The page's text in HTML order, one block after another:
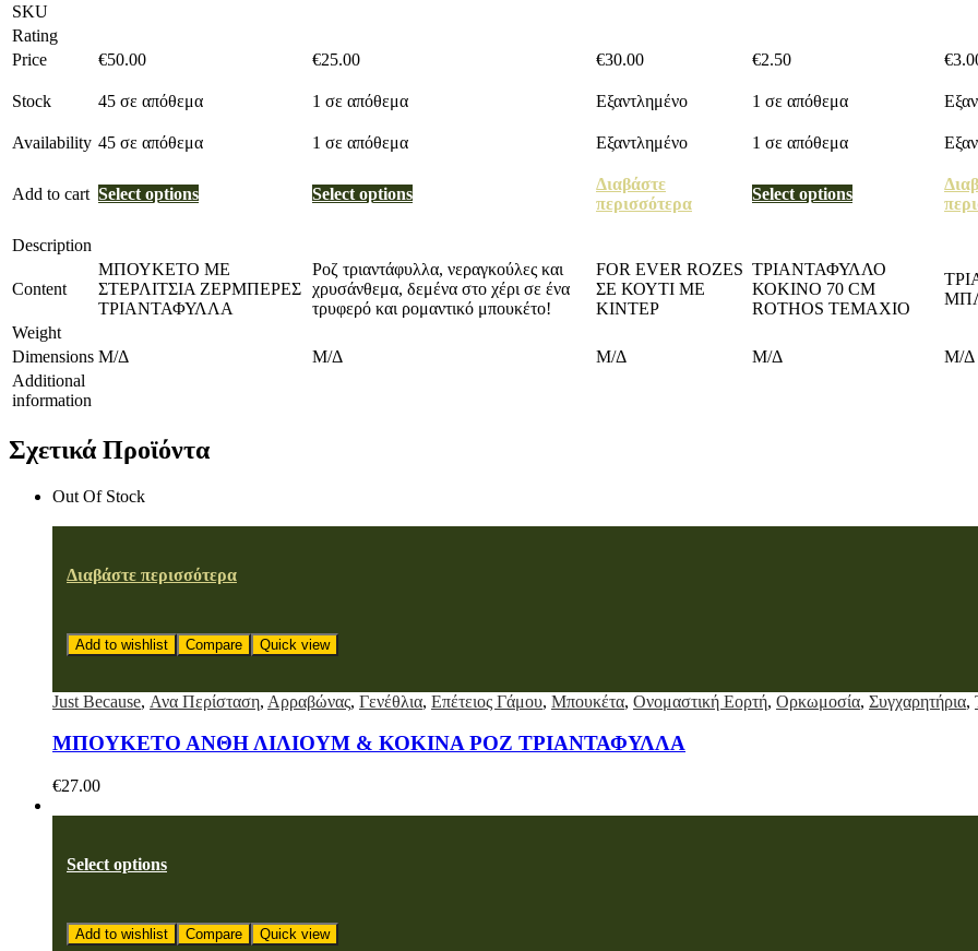
SKU
Rating
Price
€50.00 €25.00 €30.00 €2.50 €
Stock 45 σε απόθεμα 1 σε απόθεμα Εξαντλημένο 1 σε απόθεμα
Availability 45 σε απόθεμα 1 σε απόθεμα Εξαντλημένο 1 σε απόθεμα
Add to cart Select options Select options
Διαβάστε
περισσότερα
Select options
Description
Content
ΜΠΟΥΚΕΤΟ ΜΕ
ΣΤΕΡΛΙΤΣΙΑ ΖΕΡΜΠΕΡΕΣ
ΤΡΙΑΝΤΑΦΥΛΛΑ
Ροζ τριαντάφυλλα, νεραγκούλες και
χρυσάνθεμα, δεμένα στο χέρι σε ένα
τρυφερό και ρομαντικό μπουκέτο!
FOR EVER ROZES
ΣΕ ΚΟΥΤΙ ΜΕ
ΚΙΝΤΕΡ
ΤΡΙΑΝΤΑΦΥΛΛΟ
ΚΟΚΙΝΟ 70 CM
ROTHOS TEMAXIO
Weight
Dimensions Μ/Δ Μ/Δ Μ/Δ Μ/Δ
Μ/Δ
Additional
information
Σχετικά Προϊόντα
Out Of Stock
Διαβάστε περισσότερα
Add to wishlist Compare Quick view
Just Because, Ανα Περίσταση, Αρραβώνας, Γενέθλια, Επέτειος Γάμου, Μπουκέτα, Ονομαστική Εορτή, Ορκωμοσία, Συγχαρητήρια,
ΜΠΟΥΚΕΤΟ ΑΝΘΗ ΛΙΛΙΟΥΜ & ΚΟΚΙΝΑ ΡΟΖ ΤΡΙΑΝΤΑΦΥΛΛΑ
€27.00
Select options
Add to wishlist Compare Quick view